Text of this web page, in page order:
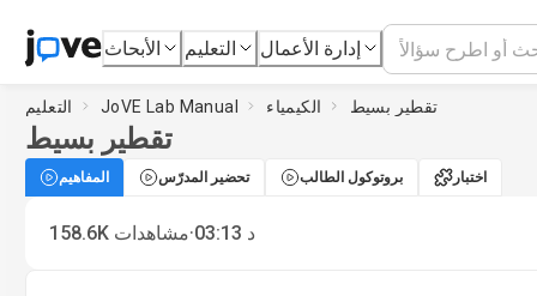
الأبحاث التعليم إدارة الأعمال
التعليم JoVE Lab Manual الكيمياء تقطير بسيط
تقطير بسيط
المفاهيم تحضير المدرّس بروتوكول الطالب اختبار
158.6K مشاهدات·03:13 د